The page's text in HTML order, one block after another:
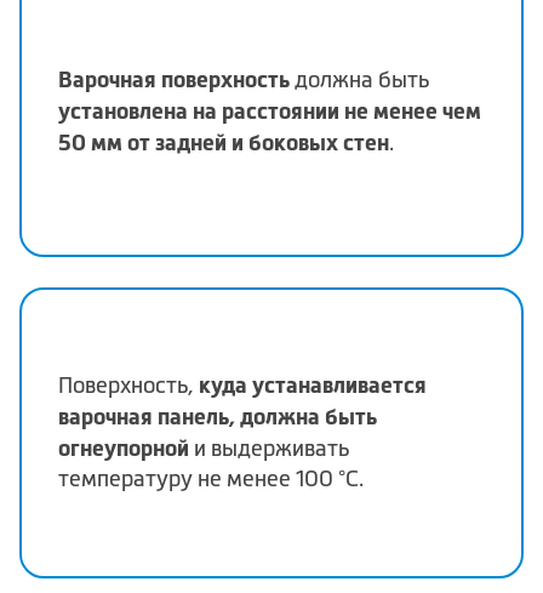
Варочная поверхность должна быть
установлена на расстоянии не менее чем
50 мм от задней и боковых стен.
Поверхность, куда устанавливается
варочная панель, должна быть
огнеупорной и выдерживать
температуру не менее 100 °C.